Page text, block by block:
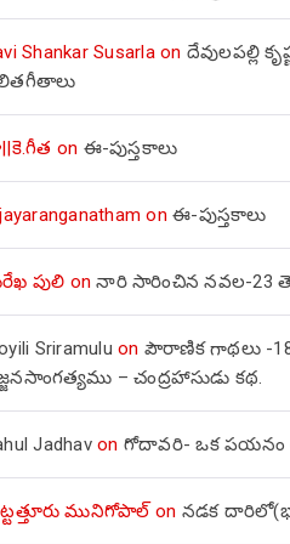
Shankar Susarlaon దేవులపల్లి
on ఈ-పుస్తకాలు
onఈ-పుస్తకాలు
పులి onనారి సారించిన నవల-23
Sriramulu on పౌరాణిక గాథలు -
– చంద్రహాసుడు కథ.
Jadhavon గోదావరి- ఒక పయనం
మునిగోపాల్on నడక